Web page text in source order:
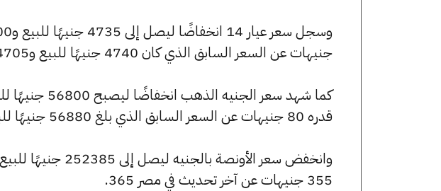
جنيهات عن السعر السابق الذي كان 4740 جنيهًا للبيع و4705 جنيهًا للشراء.
قدره 80 جنيهات عن السعر السابق الذي بلغ 56880 جنيهًا للبيع و56480 جنيهًا للشراء.
355 جنيهات عن آخر تحديث في مصر 365.